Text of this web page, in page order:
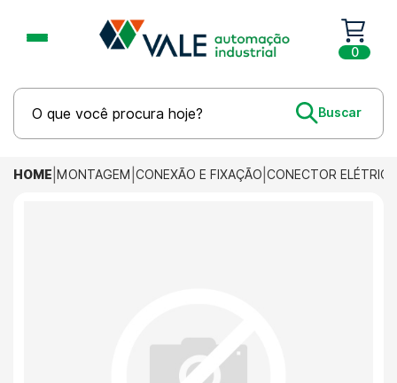
0
HOME MONTAGEM CONEXÃO E FIXAÇÃO CONECTOR